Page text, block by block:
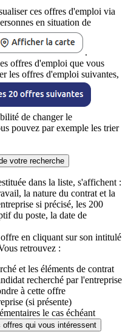
ces offres d'emploi via
en situation de
.
offres d'emploi que vous
les offres d'emploi suivantes,
de changer le
pouvez par exemple les trier
votre recherche
dans la liste, s'affichent :
la nature du contrat et la
si précisé, les 200
du poste, la date de
en cliquant sur son intitulé
retrouvez :
et les éléments de contrat
recherché par l'entreprise
à cette offre
(si présente)
le cas échéant
qui vous intéressent